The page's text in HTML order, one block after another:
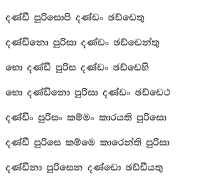
දණ්ඩී පුරිසොපි දණ්ඩං ඡඩ්ඩෙතු
දණ්ඩිනො පුරිසා දණ්ඩං ඡඩ්ඩෙන්තු
භො දණ්ඩී පුරිස දණ්ඩං ඡඩ්ඩෙහි
භො දණ්ඩිනො පුරිසා දණ්ඩං ඡඩ්ඩෙථ
දණ්ඩිං පුරිසං කම්මං කාරයති පුරිසො
දණ්ඩී පුරිසෙ කම්මෙ කාරෙන්ති පුරිසා
දණ්ඩිනා පුරිසෙන දණ්ඩො ඡඩ්ඩීයතු